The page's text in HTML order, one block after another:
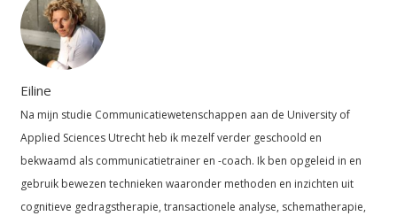
Eiline
Na mijn studie Communicatiewetenschappen aan de University of
Applied Sciences Utrecht heb ik mezelf verder geschoold en
bekwaamd als communicatietrainer en -coach. Ik ben opgeleid in en
gebruik bewezen technieken waaronder methoden en inzichten uit
cognitieve gedragstherapie, transactionele analyse, schematherapie,